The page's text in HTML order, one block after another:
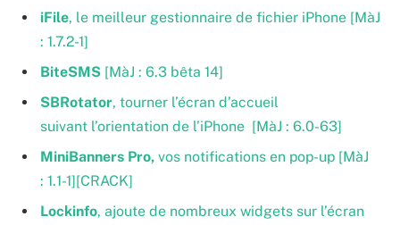
iFile, le meilleur gestionnaire de fichier iPhone [MàJ
: 1.7.2-1]
BiteSMS [MàJ : 6.3 bêta 14]
SBRotator, tourner l’écran d’accueil
suivant l’orientation de l’iPhone [MàJ : 6.0-63]
MiniBanners Pro, vos notifications en pop-up [MàJ
: 1.1-1][CRACK]
Lockinfo, ajoute de nombreux widgets sur l’écran